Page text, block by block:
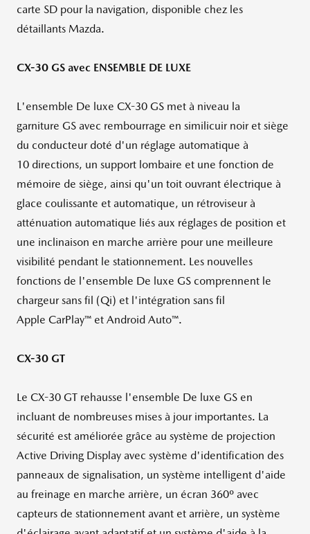
carte SD pour la navigation, disponible chez les
détaillants Mazda.
CX-30 GS avec ENSEMBLE DE LUXE
L'ensemble De luxe CX-30 GS met à niveau la
garniture GS avec rembourrage en similicuir noir et siège
du conducteur doté d'un réglage automatique à
10 directions, un support lombaire et une fonction de
mémoire de siège, ainsi qu'un toit ouvrant électrique à
glace coulissante et automatique, un rétroviseur à
atténuation automatique liés aux réglages de position et
une inclinaison en marche arrière pour une meilleure
visibilité pendant le stationnement. Les nouvelles
fonctions de l'ensemble De luxe GS comprennent le
chargeur sans fil (Qi) et l'intégration sans fil
Apple CarPlay™ et Android Auto™.
CX-30 GT
Le CX-30 GT rehausse l'ensemble De luxe GS en
incluant de nombreuses mises à jour importantes. La
sécurité est améliorée grâce au système de projection
Active Driving Display avec système d'identification des
panneaux de signalisation, un système intelligent d'aide
au freinage en marche arrière, un écran 360º avec
capteurs de stationnement avant et arrière, un système